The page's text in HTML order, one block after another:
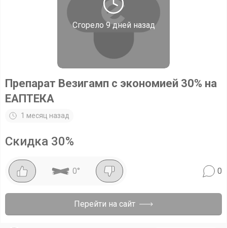
Сгорело 9 дней назад
Препарат Везигамп с экономией 30% на
ЕАПТЕКА
1 месяц назад
Скидка 30%
0° 0
Перейти на сайт